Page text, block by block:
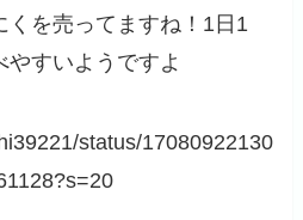
くを売ってますね！1日1
すいようですよ
status/17080922130